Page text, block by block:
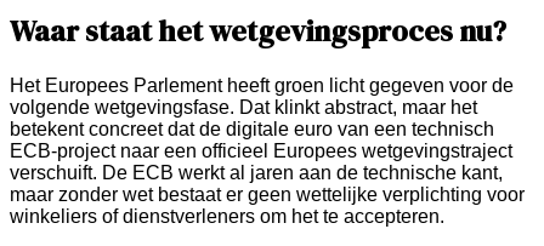
Waar staat het wetgevingsproces nu?
Het Europees Parlement heeft groen licht gegeven voor de
volgende wetgevingsfase. Dat klinkt abstract, maar het
betekent concreet dat de digitale euro van een technisch
ECB-project naar een officieel Europees wetgevingstraject
verschuift. De ECB werkt al jaren aan de technische kant,
maar zonder wet bestaat er geen wettelijke verplichting voor
winkeliers of dienstverleners om het te accepteren.